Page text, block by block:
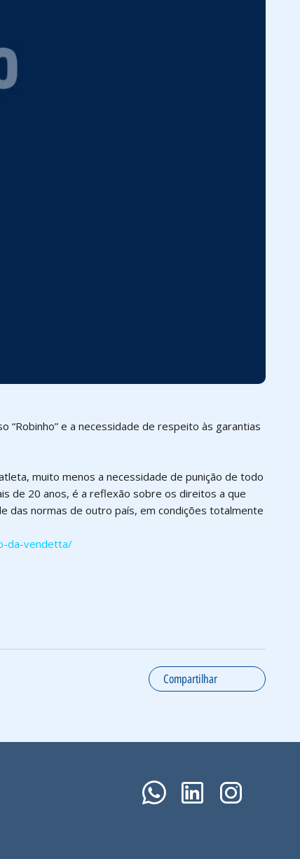
“Robinho” e a necessidade de respeito às garantias
muito menos a necessidade de punição de todo
de 20 anos, é a reflexão sobre os direitos a que
das normas de outro país, em condições totalmente
da-vendetta/
Compartilhar